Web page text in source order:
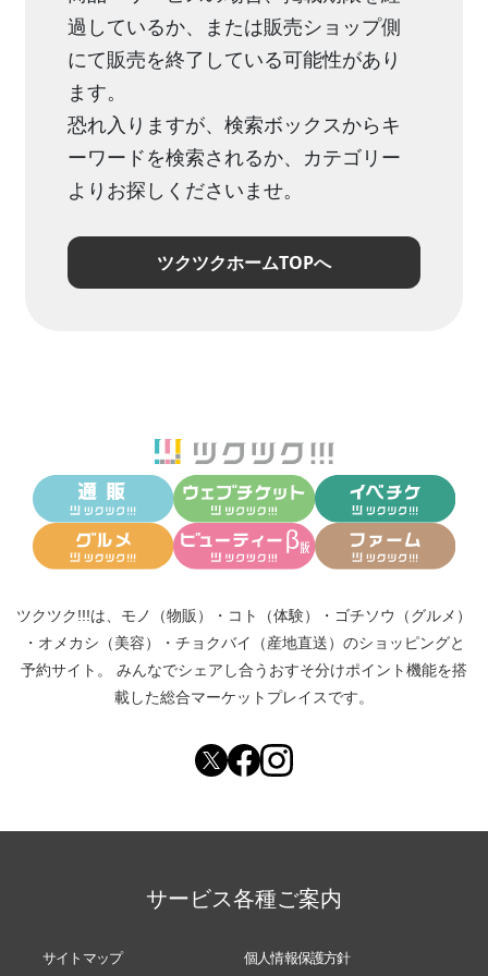
過しているか、または販売ショップ側
にて販売を終了している可能性があり
ます。
恐れ入りますが、検索ボックスからキ
ーワードを検索されるか、カテゴリー
よりお探しくださいませ。
ツクツクホームTOPへ
ツクツク!!!は、 モノ（物販） ・ コト（体験） ・ ゴチソウ（グルメ）
・ オメカシ（美容） ・ チョクバイ（産地直送） のショッピングと
予約サイト。
みんなでシェアし合う おすそ分けポイント機能を搭
載した総合マーケットプレイスです。
サービス各種ご案内
サイトマップ 個人情報保護方針